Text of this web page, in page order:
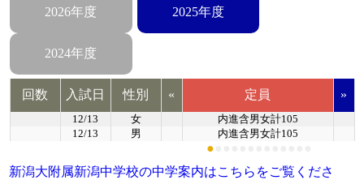
2026年度 2025年度
2024年度
回数 入試日 性別 « 定員 »
12/13 女
内進含男女計105
12/13
男 内進含男女計105
●
新潟大附属新潟中学校の中学案内はこちらをご覧くださ